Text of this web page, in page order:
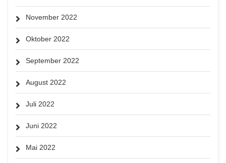
November 2022
Oktober 2022
September 2022
August 2022
Juli 2022
Juni 2022
Mai 2022